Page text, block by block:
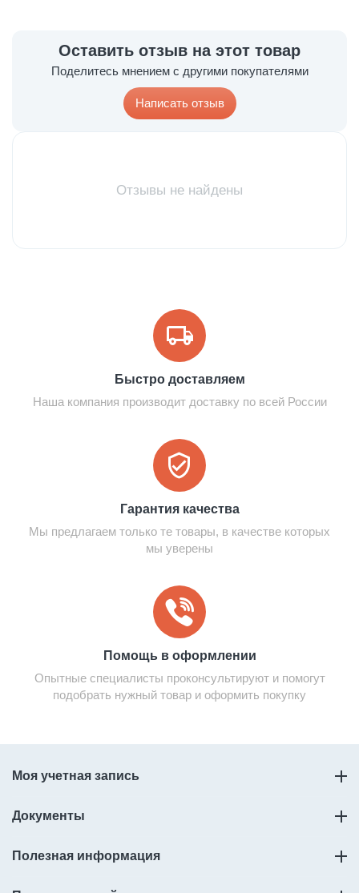
Оставить отзыв на этот товар
Поделитесь мнением с другими покупателями
Написать отзыв
Отзывы не найдены
Быстро доставляем
Наша компания производит доставку по всей России
Гарантия качества
Мы предлагаем только те товары, в качестве которых
мы уверены
Помощь в оформлении
Опытные специалисты проконсультируют и помогут
подобрать нужный товар и оформить покупку
Моя учетная запись
Документы
Полезная информация